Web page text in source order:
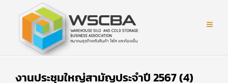
งานประชุมใหญ่สามัญประจำปี 2567 (4)